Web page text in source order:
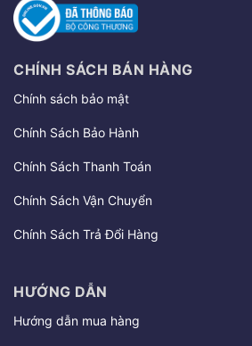
CHÍNH SÁCH BÁN HÀNG
Chính sách bảo mật
Chính Sách Bảo Hành
Chính Sách Thanh Toán
Chính Sách Vận Chuyển
Chính Sách Trả Đổi Hàng
HƯỚNG DẪN
Hướng dẫn mua hàng